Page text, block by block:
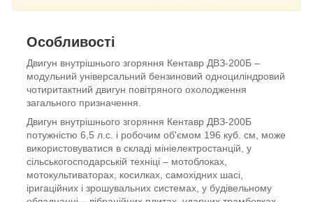
Особливості
Двигун внутрішнього згоряння Кентавр ДВЗ-200Б –
модульний універсальний бензиновий одноциліндровий
чотиритактний двигун повітряного охолодження
загального призначення.
Двигун внутрішнього згоряння Кентавр ДВЗ-200Б
потужністю 6,5 л.с. і робочим об'ємом 196 куб. см, може
використовуватися в складі мініелектростанцій, у
сільськогосподарській техніці – мотоблоках,
мотокультиваторах, косилках, самохідних шасі,
іригаційних і зрошувальних системах, у будівельному